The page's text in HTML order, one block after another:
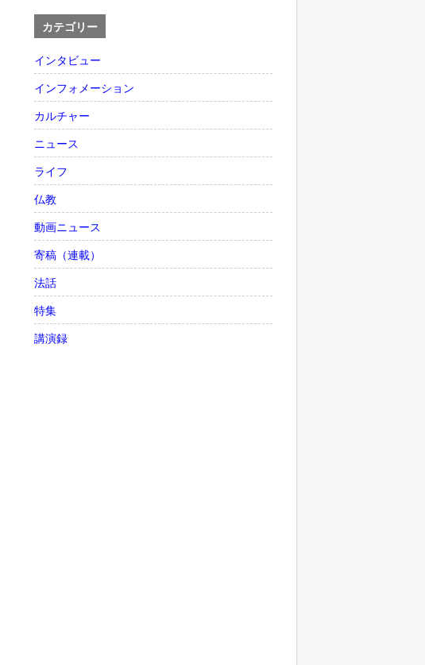
カテゴリー
インタビュー
インフォメーション
カルチャー
ニュース
ライフ
仏教
動画ニュース
寄稿（連載）
法話
特集
講演録